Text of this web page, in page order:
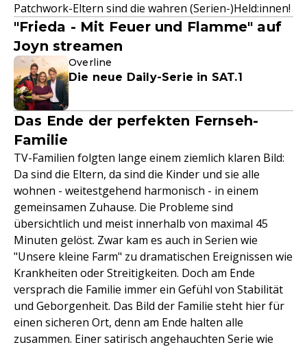
Patchwork-Eltern sind die wahren (Serien-)Held:innen!
"Frieda - Mit Feuer und Flamme" auf
Joyn streamen
Overline
Die neue Daily-Serie in SAT.1
Das Ende der perfekten Fernseh-
Familie
TV-Familien folgten lange einem ziemlich klaren Bild:
Da sind die Eltern, da sind die Kinder und sie alle
wohnen - weitestgehend harmonisch - in einem
gemeinsamen Zuhause. Die Probleme sind
übersichtlich und meist innerhalb von maximal 45
Minuten gelöst. Zwar kam es auch in Serien wie
"Unsere kleine Farm" zu dramatischen Ereignissen wie
Krankheiten oder Streitigkeiten. Doch am Ende
versprach die Familie immer ein Gefühl von Stabilität
und Geborgenheit. Das Bild der Familie steht hier für
einen sicheren Ort, denn am Ende halten alle
zusammen. Einer satirisch angehauchten Serie wie